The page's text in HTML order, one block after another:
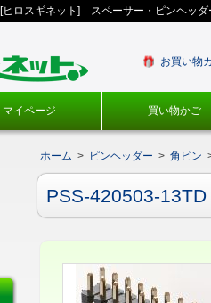
[ヒロスギネット] スペーサー・ピンヘッ
お買い物
マイページ 買い物かご
ホーム > ピンヘッダー > 角ピン
PSS-420503-13TD